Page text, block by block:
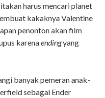
harus mencari planet
kakaknya Valentine
penonton akan film
karenaendingyang
banyak pemeran anak-
sebagai Ender